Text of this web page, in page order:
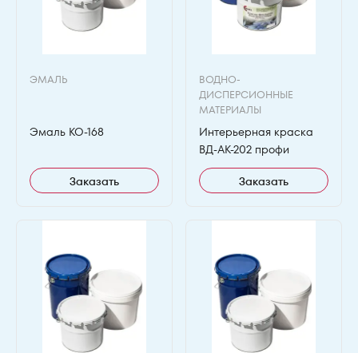
ЭМАЛЬ
Эмаль КО-168
Заказать
ВОДНО-
ДИСПЕРСИОННЫЕ
МАТЕРИАЛЫ
Интерьерная краска
ВД-АК-202 профи
Заказать